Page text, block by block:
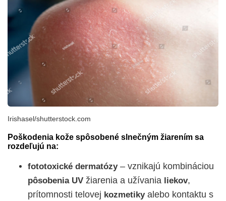
Irishasel/shutterstock.com
Poškodenia kože spôsobené slnečným žiarením sa
rozdeľujú na:
fototoxické dermatózy– vznikajú kombináciou
pôsobenia UV žiarenia a užívania liekov,
prítomnosti telovej kozmetikyalebo kontaktu s